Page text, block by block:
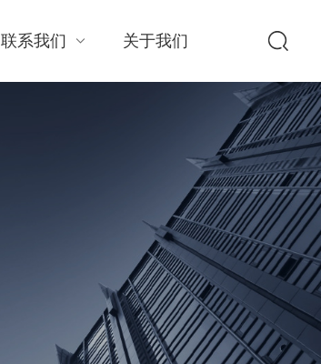
联系我们 关于我们